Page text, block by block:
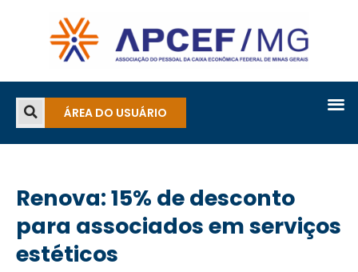
ÁREA DO USUÁRIO
Renova: 15% de desconto
para associados em serviços
estéticos